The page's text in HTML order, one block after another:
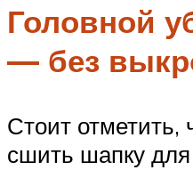
Головной
— без
Стоит
сшить шапку